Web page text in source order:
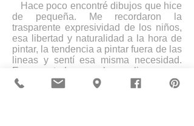
Hace poco encontré dibujos que hice
de pequeña. Me recordaron la
trasparente expresividad de los niños,
esa libertad y naturalidad a la hora de
pintar, la tendencia a pintar fuera de las
lineas y sentí esa misma necesidad.
Expresar todo con colores y lineas.